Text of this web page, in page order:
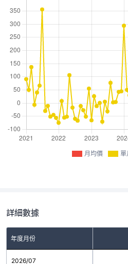
月均價 單
詳細數據
年度月份
2026/07